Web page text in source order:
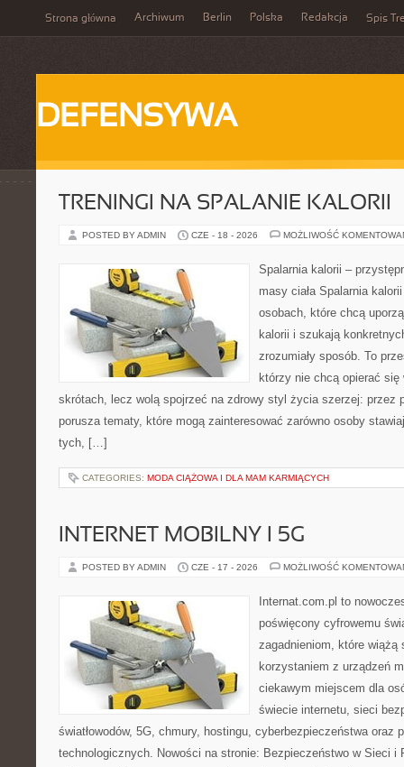
Strona główna Archiwum Berlin Polska Redakcja Spis
DEFENSYWA
TRENINGI NA SPALANIE KALORII
POSTED BY ADMIN CZE - 18 - 2026 MOŻLIWOŚĆ
Spalarnia kalorii –
masy ciała Spalarnia
osobach, które chcą
kalorii i szukają
zrozumiały sposób. To
którzy nie chcą opierać się
skrótach, lecz wolą spojrzeć na zdrowy styl życia szerzej: przez
porusza tematy, które mogą zainteresować zarówno osoby
tych, […]
CATEGORIES: MODA CIĄŻOWA I DLA MAM KARMIĄCYCH
INTERNET MOBILNY I 5G
POSTED BY ADMIN CZE - 17 - 2026 MOŻLIWOŚĆ
Internat.com.pl to
poświęcony cyfrowemu
zagadnieniom, które wiążą
korzystaniem z urządzeń
ciekawym miejscem dla
świecie internetu, sieci
światłowodów, 5G, chmury, hostingu, cyberbezpieczeństwa oraz
technologicznych. Nowości na stronie: Bezpieczeństwo w Sieci i